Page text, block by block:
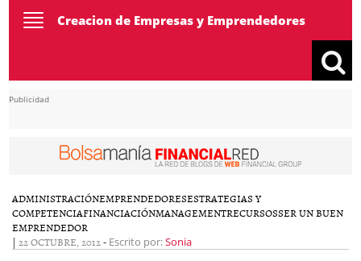
ToggleCreacion de Empresas y Emprendedores
Publicidad
ADMINISTRACIÓNEMPRENDEDORESESTRATEGIAS Y
COMPETENCIAFINANCIACIÓNMANAGEMENTRECURSOSSER UN BUEN
EMPRENDEDOR
| 22 OCTUBRE, 2012- Escrito por:Sonia